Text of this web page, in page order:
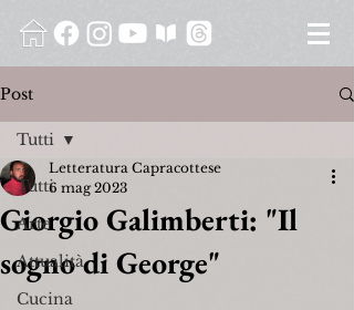
Post
Tutti
Arte
Attualità
Cucina
Tutti
Giorgio Galimberti: "Il
sogno di George"
Letteratura Capracottese
6 mag 2023